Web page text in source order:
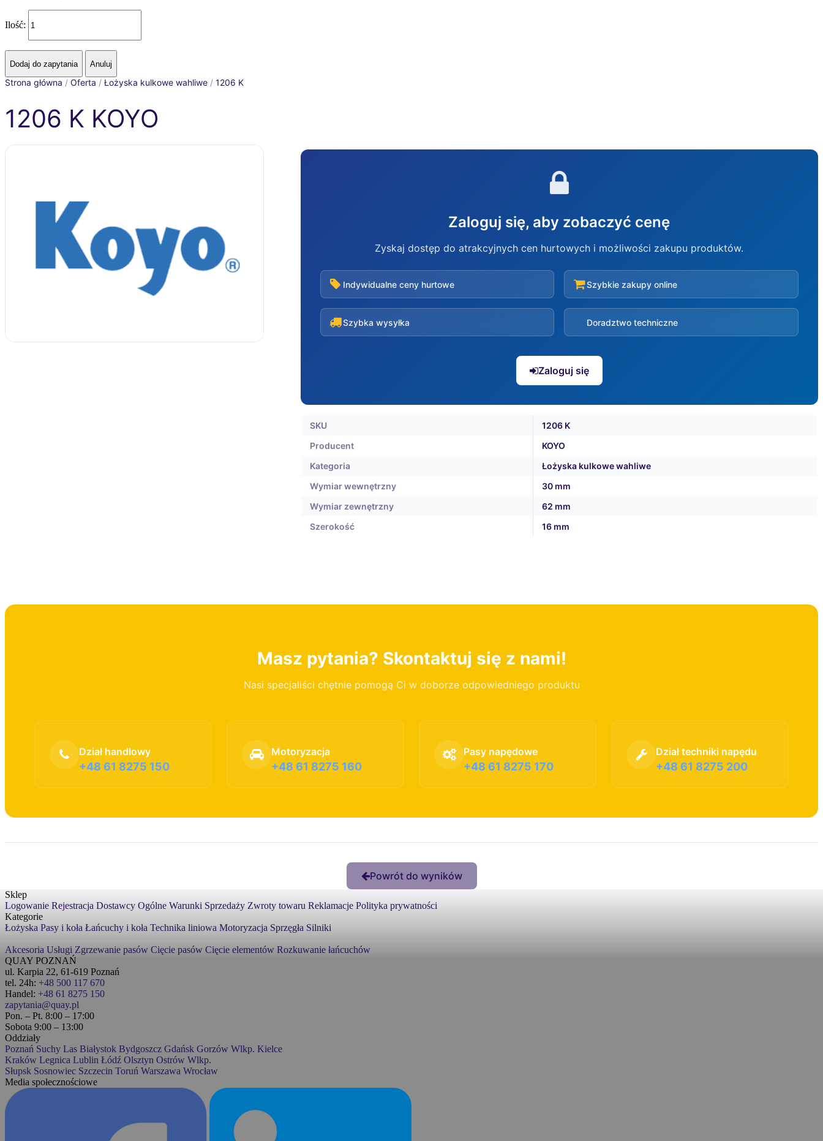
Ilość:
Strona główna / Oferta / Łożyska kulkowe wahliwe / 1206 K
1206 K KOYO
Zaloguj się, aby zobaczyć cenę
Zyskaj dostęp do atrakcyjnych cen hurtowych i możliwości zakupu produktów.
Indywidualne ceny hurtowe Szybkie zakupy online
Szybka wysyłka Doradztwo techniczne
Zaloguj się
SKU
1206 K
Producent
KOYO
Kategoria
Łożyska kulkowe wahliwe
Wymiar wewnętrzny
30 mm
Wymiar zewnętrzny
62 mm
Szerokość
16 mm
Masz pytania? Skontaktuj się z nami!
Nasi specjaliści chętnie pomogą Ci w doborze odpowiedniego produktu
Dział handlowy
+48 61 8275 150
Motoryzacja
+48 61 8275 160
Pasy napędowe
+48 61 8275 170
Dział techniki napędu
+48 61 8275 200
Powrót do wyników
Sklep
Logowanie Rejestracja Dostawcy Ogólne Warunki Sprzedaży Zwroty towaru Reklamacje Polityka prywatności
Kategorie
Łożyska Pasy i koła Łańcuchy i koła Technika liniowa Motoryzacja Sprzęgła Silniki
Akcesoria Usługi Zgrzewanie pasów Cięcie pasów Cięcie elementów Rozkuwanie łańcuchów
QUAY POZNAŃ
ul. Karpia 22, 61-619 Poznań
tel. 24h: +48 500 117 670
Handel: +48 61 8275 150
zapytania@quay.pl
Pon. – Pt. 8:00 – 17:00
Sobota 9:00 – 13:00
Oddziały
Poznań Suchy Las Białystok Bydgoszcz Gdańsk Gorzów Wlkp. Kielce
Kraków Legnica Lublin Łódź Olsztyn Ostrów Wlkp.
Słupsk Sosnowiec Szczecin Toruń Warszawa Wrocław
Media społecznościowe